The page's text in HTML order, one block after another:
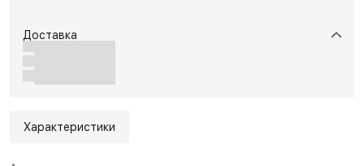
Доставка
Характеристики